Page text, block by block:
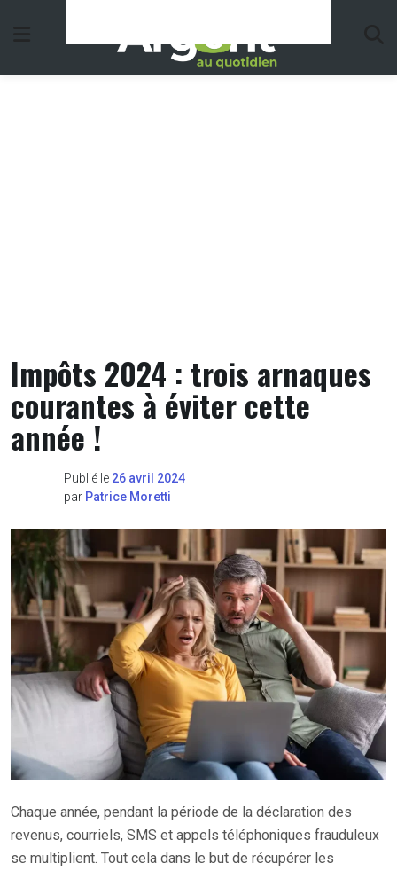
Impôts 2024 : trois arnaques
courantes à éviter cette
année !
Publié le 26 avril 2024
par Patrice Moretti
Chaque année, pendant la période de la déclaration des
revenus, courriels, SMS et appels téléphoniques frauduleux
se multiplient. Tout cela dans le but de récupérer les